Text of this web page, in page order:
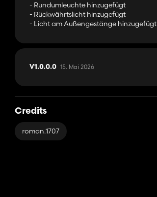
- Rundumleuchte hinzugefügt
- Rückwährtslicht hinzugefügt
- Licht am Außengestänge hinzugefügt
V1.0.0.0 15. Mai 2026
Credits
roman.1707